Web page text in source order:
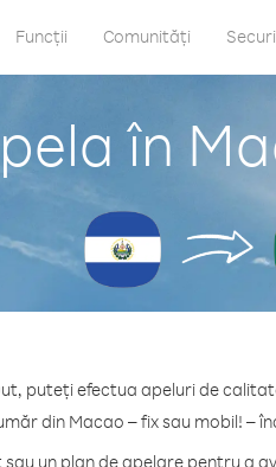
Funcții Comunități
în
puteți efectua apeluri de
din Macao – fix sau mobil! –
un plan de apelare pentru a